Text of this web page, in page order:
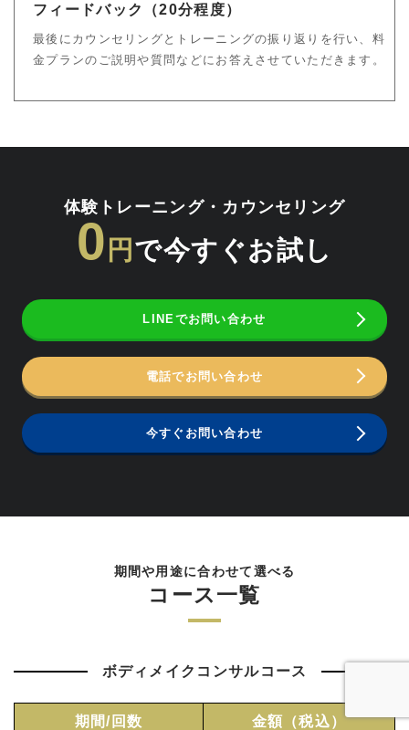
フィードバック（20分程度）
最後にカウンセリングとトレーニングの振り返りを行い、料
金プランのご説明や質問などにお答えさせていただきます。
体験トレーニング・カウンセリング
0 円 で今すぐお試し
LINEでお問い合わせ
電話でお問い合わせ
今すぐお問い合わせ
期間や用途に合わせて選べる
コース一覧
ボディメイクコンサルコース
期間/回数 金額（税込）